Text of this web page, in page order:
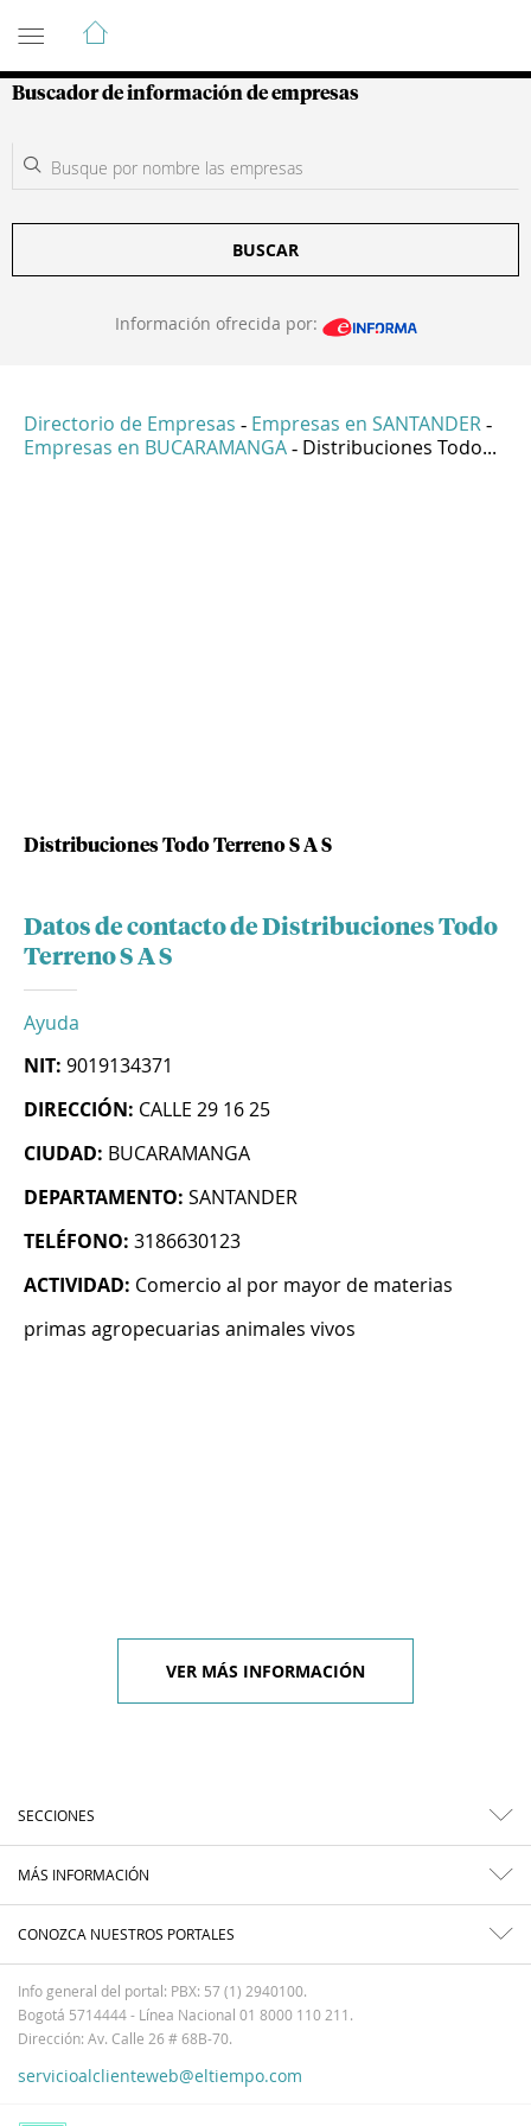
Guía de Empresas Colombianas
Buscador de información de empresas
BUSCAR
Información ofrecida por:
Directorio de Empresas - Empresas en SANTANDER -
Empresas en BUCARAMANGA - Distribuciones Todo...
Distribuciones Todo Terreno S A S
Datos de contacto de Distribuciones Todo
Terreno S A S
Ayuda
NIT: 9019134371
DIRECCIÓN: CALLE 29 16 25
CIUDAD: BUCARAMANGA
DEPARTAMENTO: SANTANDER
TELÉFONO: 3186630123
ACTIVIDAD: Comercio al por mayor de materias
primas agropecuarias animales vivos
VER MÁS INFORMACIÓN
SECCIONES
MÁS INFORMACIÓN
CONOZCA NUESTROS PORTALES
Info general del portal: PBX: 57 (1) 2940100.
Bogotá 5714444 - Línea Nacional 01 8000 110 211.
Dirección: Av. Calle 26 # 68B-70.
servicioalclienteweb@eltiempo.com